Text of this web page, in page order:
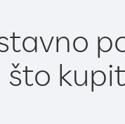
što